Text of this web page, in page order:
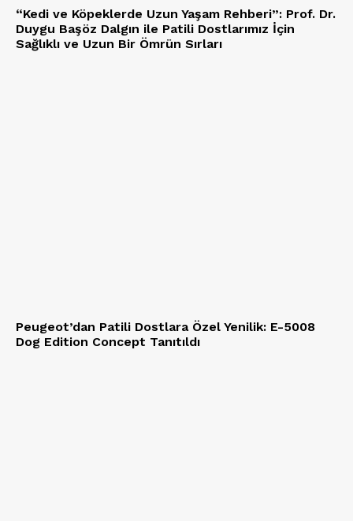
“Kedi ve Köpeklerde Uzun Yaşam Rehberi”: Prof. Dr.
Duygu Başöz Dalgın ile Patili Dostlarımız İçin
Sağlıklı ve Uzun Bir Ömrün Sırları
Peugeot’dan Patili Dostlara Özel Yenilik: E-5008
Dog Edition Concept Tanıtıldı